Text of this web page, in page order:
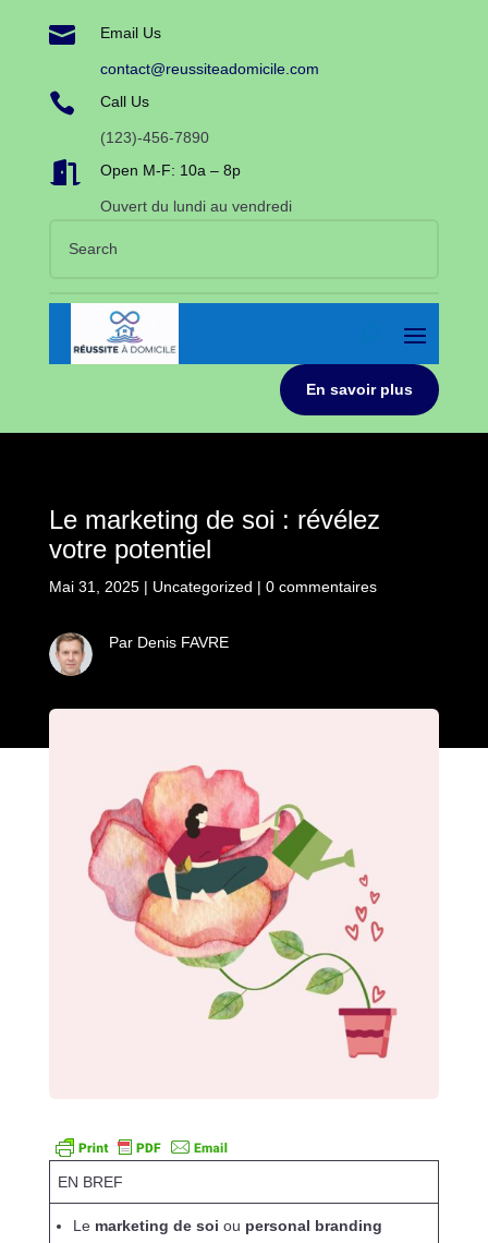
 Email Us
contact@reussiteadomicile.com
 Call Us
(123)-456-7890
 Open M-F: 10a – 8p
Ouvert du lundi au vendredi
En savoir plus
Le marketing de soi : révélez
votre potentiel
Mai 31, 2025| Uncategorized | 0 commentaires
Par Denis FAVRE
EN BREF
Le marketing de soi ou personal branding